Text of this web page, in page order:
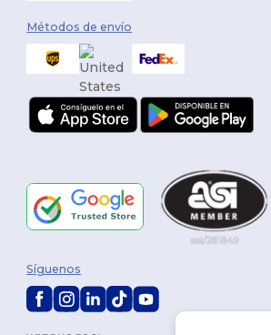
Métodos de envío
Síguenos